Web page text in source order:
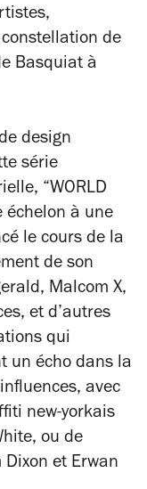
de
Basquiat à
design
série
“WORLD
échelon à une
le cours de la
de son
Malcom X,
et d’autres
qui
un écho dans la
avec
new-yorkais
ou de
et Erwan